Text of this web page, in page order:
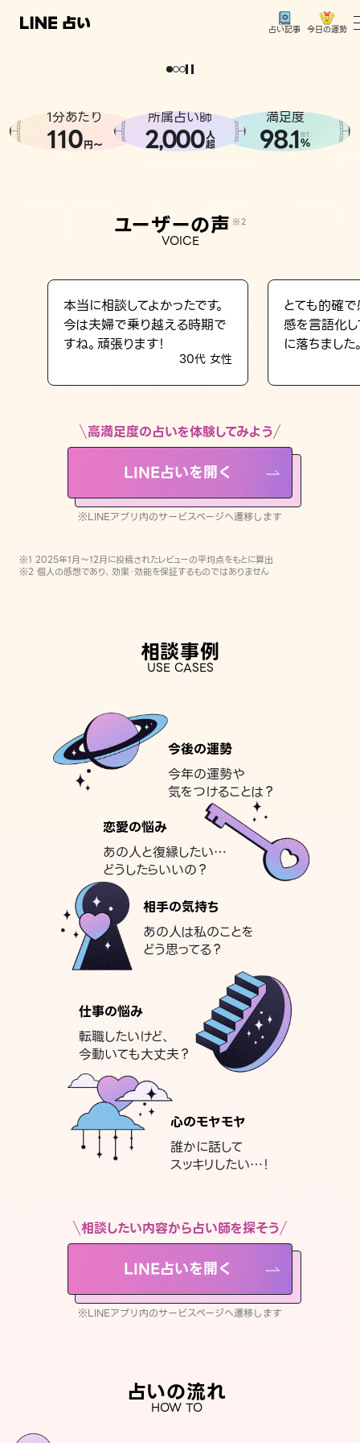
占い記事 今日の運勢
相談事例
LINE占いを開く
※LINEアプリ内のサービスページへ遷移します
どうせなら
。
1分あたり
110円〜
所属占い師
2,000人
超
満足度
98.1※1
%
ユーザーの声 ※2
VOICE
本当に相談してよかったです。
今は夫婦で乗り越える時期で
すね。頑張ります！
30代 女性
とても的確
感を言語化
に落ちました
高満足度の占いを体験してみよう
LINE占いを開く
※LINEアプリ内のサービスページへ遷移します
※1 2025年1月〜12月に投稿されたレビューの平均点をもとに算出
※2 個人の感想であり、効果・効能を保証するものではありません
相談事例
USE CASES
今後の運勢
今年の運勢や
気をつけることは？
恋愛の悩み
あの人と復縁したい…
どうしたらいいの？
相手の気持ち
あの人は私のことを
どう思ってる？
仕事の悩み
転職したいけど、
今動いても大丈夫？
心のモヤモヤ
誰かに話して
スッキリしたい…！
相談したい内容から占い師を探そう
LINE占いを開く
※LINEアプリ内のサービスページへ遷移します
占いの流れ
HOW TO